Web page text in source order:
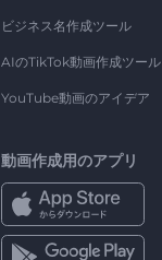
ビジネス名作成ツール
AIのTikTok動画作成ツール
YouTube動画のアイデア
動画作成用のアプリ